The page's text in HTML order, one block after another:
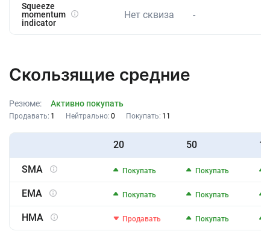
Squeeze
momentum
indicator
Нет сквиза -
Скользящие средние
Резюме: Активно покупать
Продавать: 1 Нейтрально: 0 Покупать: 11
20 50
SMA Покупать Покупать
EMA Покупать Покупать
HMA Продавать Покупать